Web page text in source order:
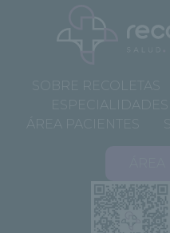
SOBRE RECOLETAS
ESPECIALIDADES
ÁREA PACIENTES